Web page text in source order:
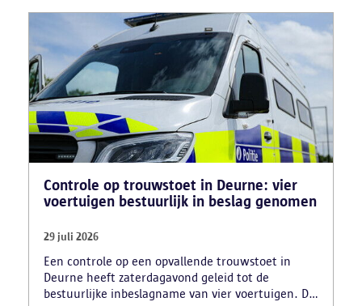
Controle op trouwstoet in Deurne: vier
voertuigen bestuurlijk in beslag genomen
29 juli 2026
Een controle op een opvallende trouwstoet in
Deurne heeft zaterdagavond geleid tot de
bestuurlijke inbeslagname van vier voertuigen. De